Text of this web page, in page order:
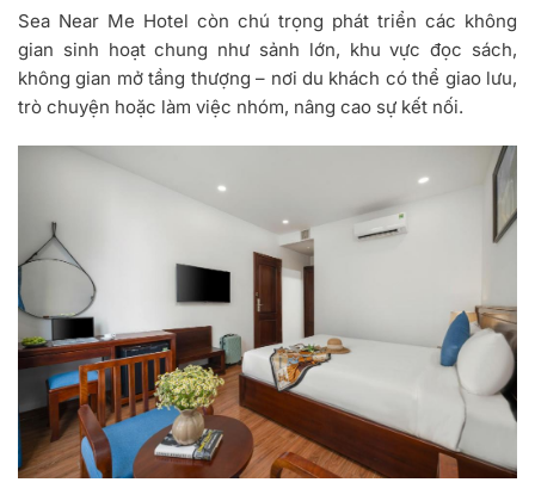
Sea Near Me Hotel còn chú trọng phát triển các không
gian sinh hoạt chung như sảnh lớn, khu vực đọc sách,
không gian mở tầng thượng – nơi du khách có thể giao lưu,
trò chuyện hoặc làm việc nhóm, nâng cao sự kết nối.